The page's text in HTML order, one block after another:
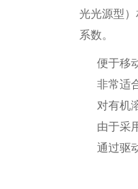
光光源型
系数。
便于移
非常适
对有机
由于采
通过驱